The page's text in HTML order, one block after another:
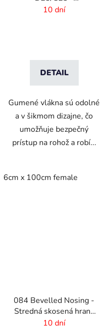
Bezpečnostné
10 dní
DETAIL
Gumené vlákna sú odolné
a v šikmom dizajne, čo
umožňuje bezpečný
prístup na rohož a robí...
6cm x 100cm female
084 Bevelled Nosing -
Stredná skosená hrana
pre rohože - 4 mm
10 dní